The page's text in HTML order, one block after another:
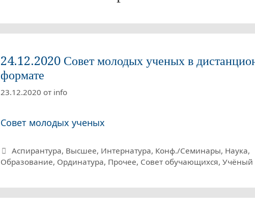
24.12.2020 Совет молодых ученых в
формате
23.12.2020 от info
Совет молодых ученых
Рубрики
Аспирантура, Высшее, Интернатура, Конф./Семинары, Наука,
Образование, Ординатура, Прочее, Совет обучающихся, Учёный